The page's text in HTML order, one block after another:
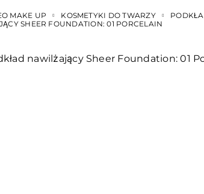
MAKE UP KOSMETYKI DO TWARZY
SHEER FOUNDATION: 01 PORCELAIN